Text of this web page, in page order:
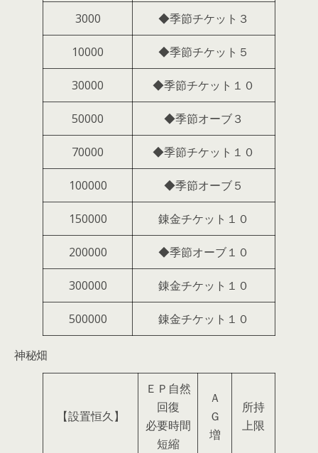
3000 ◆季節チケット３
10000 ◆季節チケット５
30000 ◆季節チケット１０
50000 ◆季節オーブ３
70000 ◆季節チケット１０
100000 ◆季節オーブ５
150000 錬金チケット１０
200000 ◆季節オーブ１０
300000 錬金チケット１０
500000 錬金チケット１０
神秘畑
【設置恒久】
ＥＰ自然
回復
必要時間
短縮
Ａ
Ｇ
増
所持
上限